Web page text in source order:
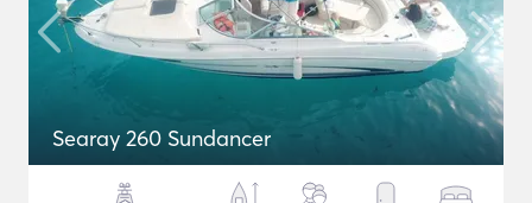
Searay 260 Sundancer